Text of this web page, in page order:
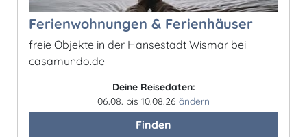
Ferienwohnungen & Ferienhäuser
freie Objekte in der Hansestadt Wismar bei
casamundo.de
Deine Reisedaten:
06.08. bis 10.08.26 ändern
Finden